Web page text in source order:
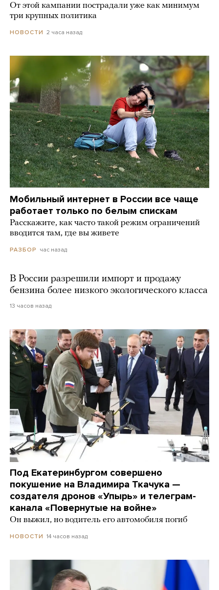
От этой кампании пострадали уже как минимум
три крупных политика
НОВОСТИ 2 часа назад
Мобильный интернет в России все чаще
работает только по белым спискам
Расскажите, как часто такой режим ограничений
вводится там, где вы живете
РАЗБОР час назад
В России разрешили импорт и продажу
бензина более низкого экологического класса
13 часов назад
Под Екатеринбургом совершено
покушение на Владимира Ткачука —
создателя дронов «Упырь» и телеграм-
канала «Повернутые на войне»
Он выжил, но водитель его автомобиля погиб
НОВОСТИ 14 часов назад